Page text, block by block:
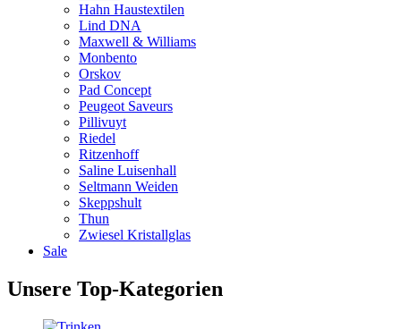
Hahn Haustextilen
Lind DNA
Maxwell & Williams
Monbento
Orskov
Pad Concept
Peugeot Saveurs
Pillivuyt
Riedel
Ritzenhoff
Saline Luisenhall
Seltmann Weiden
Skeppshult
Thun
Zwiesel Kristallglas
Sale
Unsere Top-Kategorien